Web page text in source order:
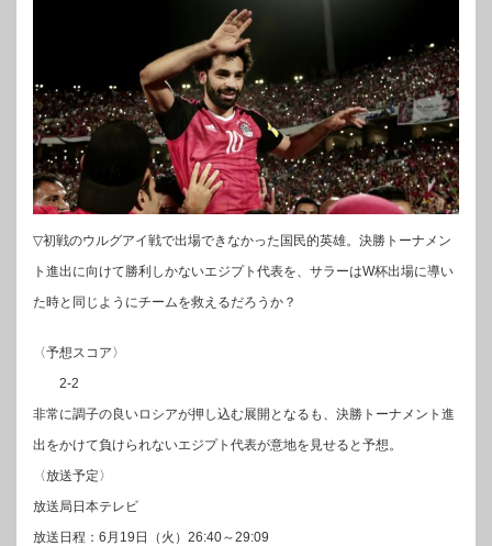
▽初戦のウルグアイ戦で出場できなかった国民的英雄。決勝トーナメン
ト進出に向けて勝利しかないエジプト代表を、サラーはW杯出場に導い
た時と同じようにチームを救えるだろうか？
〈予想スコア〉
2-2
非常に調子の良いロシアが押し込む展開となるも、決勝トーナメント進
出をかけて負けられないエジプト代表が意地を見せると予想。
〈放送予定〉
放送局日本テレビ
放送日程：6月19日（火）26:40～29:09